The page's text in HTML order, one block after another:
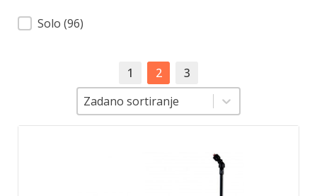
Brend
Solo (96)
1 2
3
Sortiranje
Zadano sortiranje
Sortiranje